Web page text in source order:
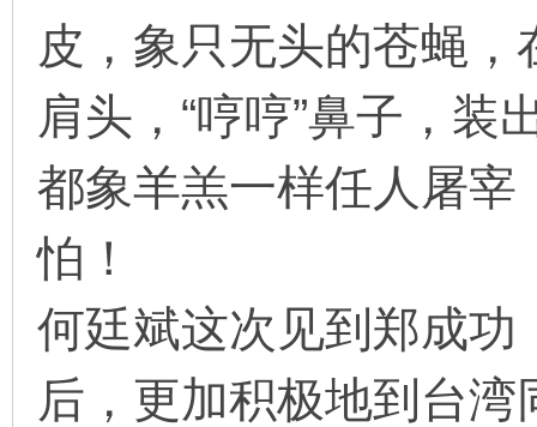
皮，象只无头的苍蝇
肩头，“哼哼”鼻子，装
都象羊羔一样任人屠
怕！
何廷斌这次见到郑成
后，更加积极地到台